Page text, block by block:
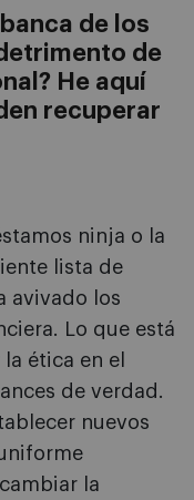
de los
de
He aquí
recuperar
ninja o la
lista de
avivado los
Lo que está
ética en el
de verdad.
nuevos
la